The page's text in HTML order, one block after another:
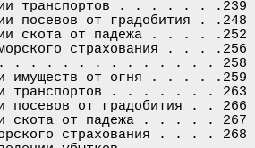
транспортов . . . . . . .239
посевов от градобития . .248
скота от падежа . . . . .252
морского страхования . . . .256
. . . . . . . . . . . . . . . . . 258
имуществ от огня . . . . .259
транспортов . . . . . . . 263
посевов от градобития . . 266
скота от падежа . . . . . 267
страхования . . . . 268